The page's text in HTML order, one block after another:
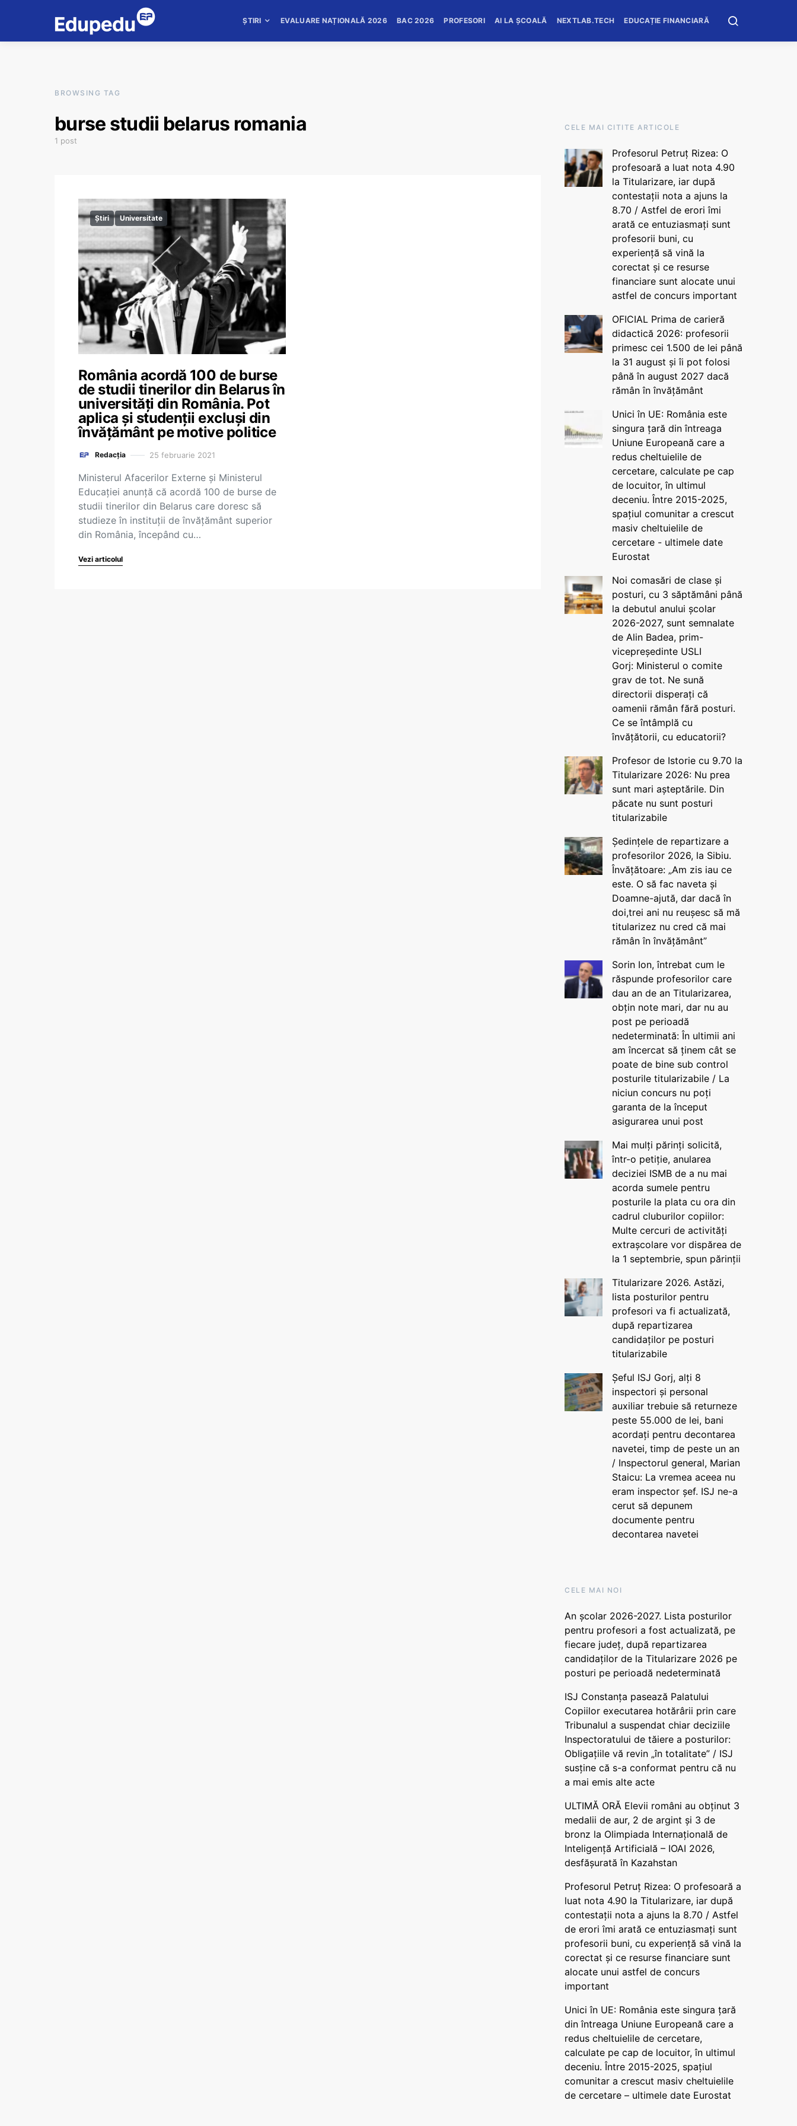
ȘTIRI EVALUARE NAȚIONALĂ 2026 BAC 2026 PROFESORI AI LA ȘCOALĂ NEXTLAB.TECH EDUCAȚIE FINANCIARĂ
BROWSING TAG
burse studii belarus romania
1 post
Știri Universitate
România acordă 100 de burse
de studii tinerilor din Belarus în
universități din România. Pot
aplica și studenții excluși din
învățământ pe motive politice
Redacția 25 februarie 2021
Ministerul Afacerilor Externe și Ministerul
Educației anunță că acordă 100 de burse de
studii tinerilor din Belarus care doresc să
studieze în instituții de învățământ superior
din România, începând cu…
Vezi articolul
CELE MAI CITITE ARTICOLE
Profesorul Petruț Rizea: O
profesoară a luat nota 4.90
la Titularizare, iar după
contestații nota a ajuns la
8.70 / Astfel de erori îmi
arată ce entuziasmați sunt
profesorii buni, cu
experiență să vină la
corectat și ce resurse
financiare sunt alocate unui
astfel de concurs important
OFICIAL Prima de carieră
didactică 2026: profesorii
primesc cei 1.500 de lei până
la 31 august și îi pot folosi
până în august 2027 dacă
rămân în învățământ
Unici în UE: România este
singura țară din întreaga
Uniune Europeană care a
redus cheltuielile de
cercetare, calculate pe cap
de locuitor, în ultimul
deceniu. Între 2015-2025,
spațiul comunitar a crescut
masiv cheltuielile de
cercetare - ultimele date
Eurostat
Noi comasări de clase și
posturi, cu 3 săptămâni până
la debutul anului școlar
2026-2027, sunt semnalate
de Alin Badea, prim-
vicepreședinte USLI
Gorj: Ministerul o comite
grav de tot. Ne sună
directorii disperați că
oamenii rămân fără posturi.
Ce se întâmplă cu
învățătorii, cu educatorii?
Profesor de Istorie cu 9.70 la
Titularizare 2026: Nu prea
sunt mari așteptările. Din
păcate nu sunt posturi
titularizabile
Ședințele de repartizare a
profesorilor 2026, la Sibiu.
Învățătoare: „Am zis iau ce
este. O să fac naveta și
Doamne-ajută, dar dacă în
doi,trei ani nu reușesc să mă
titularizez nu cred că mai
rămân în învățământ”
Sorin Ion, întrebat cum le
răspunde profesorilor care
dau an de an Titularizarea,
obțin note mari, dar nu au
post pe perioadă
nedeterminată: În ultimii ani
am încercat să ținem cât se
poate de bine sub control
posturile titularizabile / La
niciun concurs nu poți
garanta de la început
asigurarea unui post
Mai mulți părinți solicită,
într-o petiție, anularea
deciziei ISMB de a nu mai
acorda sumele pentru
posturile la plata cu ora din
cadrul cluburilor copiilor:
Multe cercuri de activități
extrașcolare vor dispărea de
la 1 septembrie, spun părinții
Titularizare 2026. Astăzi,
lista posturilor pentru
profesori va fi actualizată,
după repartizarea
candidaților pe posturi
titularizabile
Șeful ISJ Gorj, alți 8
inspectori și personal
auxiliar trebuie să returneze
peste 55.000 de lei, bani
acordați pentru decontarea
navetei, timp de peste un an
/ Inspectorul general, Marian
Staicu: La vremea aceea nu
eram inspector șef. ISJ ne-a
cerut să depunem
documente pentru
decontarea navetei
CELE MAI NOI
An școlar 2026-2027. Lista posturilor
pentru profesori a fost actualizată, pe
fiecare județ, după repartizarea
candidaților de la Titularizare 2026 pe
posturi pe perioadă nedeterminată
ISJ Constanța pasează Palatului
Copiilor executarea hotărârii prin care
Tribunalul a suspendat chiar deciziile
Inspectoratului de tăiere a posturilor:
Obligațiile vă revin „în totalitate” / ISJ
susține că s-a conformat pentru că nu
a mai emis alte acte
ULTIMĂ ORĂ Elevii români au obținut 3
medalii de aur, 2 de argint și 3 de
bronz la Olimpiada Internațională de
Inteligență Artificială – IOAI 2026,
desfășurată în Kazahstan
Profesorul Petruț Rizea: O profesoară a
luat nota 4.90 la Titularizare, iar după
contestații nota a ajuns la 8.70 / Astfel
de erori îmi arată ce entuziasmați sunt
profesorii buni, cu experiență să vină la
corectat și ce resurse financiare sunt
alocate unui astfel de concurs
important
Unici în UE: România este singura țară
din întreaga Uniune Europeană care a
redus cheltuielile de cercetare,
calculate pe cap de locuitor, în ultimul
deceniu. Între 2015-2025, spațiul
comunitar a crescut masiv cheltuielile
de cercetare – ultimele date Eurostat